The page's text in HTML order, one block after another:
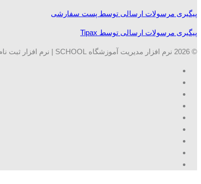
پیگیری مرسولات ارسالی توسط پست سفارشی
پیگیری مرسولات ارسالی توسط Tipax
© 2026 نرم افزار مدیریت آموزشگاه SCHOOL | نرم افزار ثبت نام آموزشگاه ها. تمامی حقوق محفوظ است